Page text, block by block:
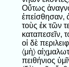
Οὕτως
ἐπείσθησαν,
τοὺς ἐκ τῶν
καταπεσεῖν,
οἱ δὲ
〈μὴ〉
πειθήνιος